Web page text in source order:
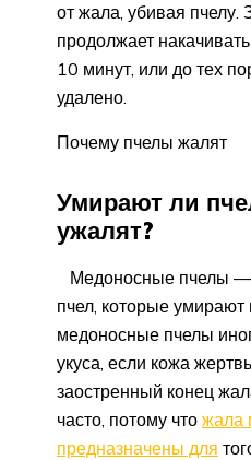
от жала, убивая пчелу.
продолжает
10 минут, или до тех
удалено.
Почему пчелы жалят
Умирают ли
ужалят?
Медоносные пчелы
пчел, которые умирают
медоносные пчелы
укуса, если кожа
заостренный конец
часто, потому что жала
предназначены для